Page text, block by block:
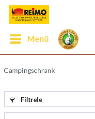
Menü
Campingschrank
Filtrele